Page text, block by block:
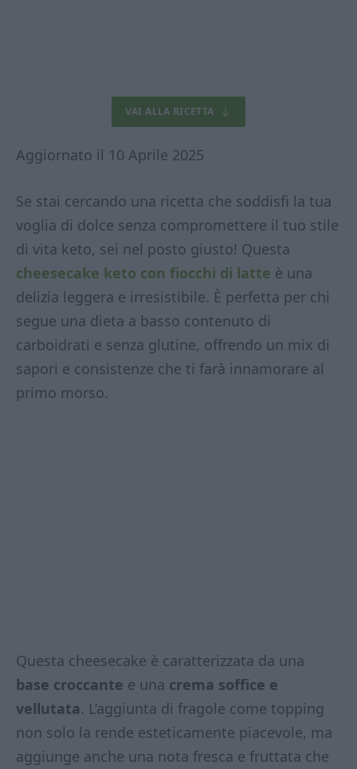
VAI ALLA RICETTA
Aggiornato il 10 Aprile 2025
Se stai cercando una ricetta che soddisfi la tua
voglia di dolce senza compromettere il tuo stile
di vita keto, sei nel posto giusto! Questa
cheesecake keto con fiocchi di latte è una
delizia leggera e irresistibile. È perfetta per chi
segue una dieta a basso contenuto di
carboidrati e senza glutine, offrendo un mix di
sapori e consistenze che ti farà innamorare al
primo morso.
Questa cheesecake è caratterizzata da una
base croccante e una crema soffice e
vellutata. L’aggiunta di fragole come topping
non solo la rende esteticamente piacevole, ma
aggiunge anche una nota fresca e fruttata che